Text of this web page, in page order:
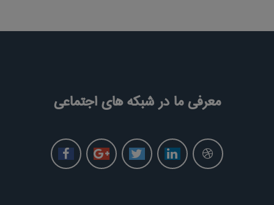
معرفی ما در شبکه های اجتماعی